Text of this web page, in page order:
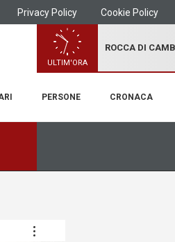
Privacy Policy Cookie Policy
ULTIM'ORA
ROCCA DI
PERSONE CRONACA